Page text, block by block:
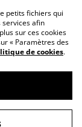
cookies
petits fichiers qui
services afin
sur ces cookies
« Paramètres des
de cookies.